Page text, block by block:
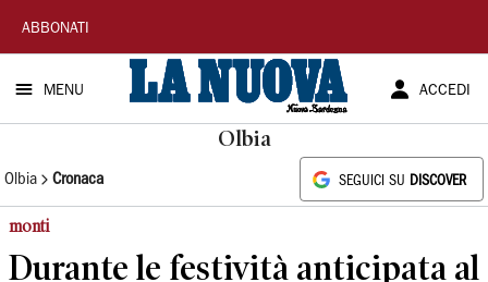
La
Nuova
Sardegna
ABBONATI
MENU ACCEDI
Olbia
Olbia Cronaca SEGUICI SU DISCOVER
monti
Durante le festività anticipata al